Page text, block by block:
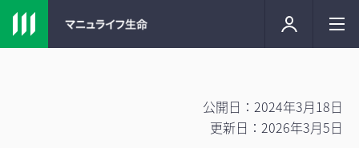
公開日：2024年3月18日
更新日：2026年3月5日